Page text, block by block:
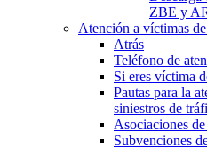
ZBE y
Atención a víctimas
Atrás
Teléfono de
Si eres víctima
Pautas para la
siniestros de
Asociaciones
Subvenciones